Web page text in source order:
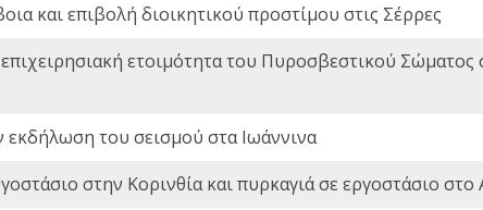
και επιβολή διοικητικού προστίμου στις Σέρρες
ετοιμότητα του Πυροσβεστικού
εκδήλωση του σεισμού στα Ιωάννινα
στην Κορινθία και πυρκαγιά σε εργοστάσιο στο